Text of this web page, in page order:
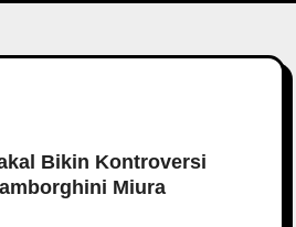
Bikin Kontroversi
Miura